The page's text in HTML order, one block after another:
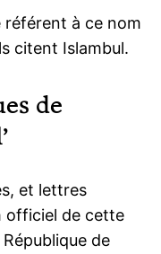
référent à ce nom
citent Islambul.
de
et lettres
officiel de cette
de